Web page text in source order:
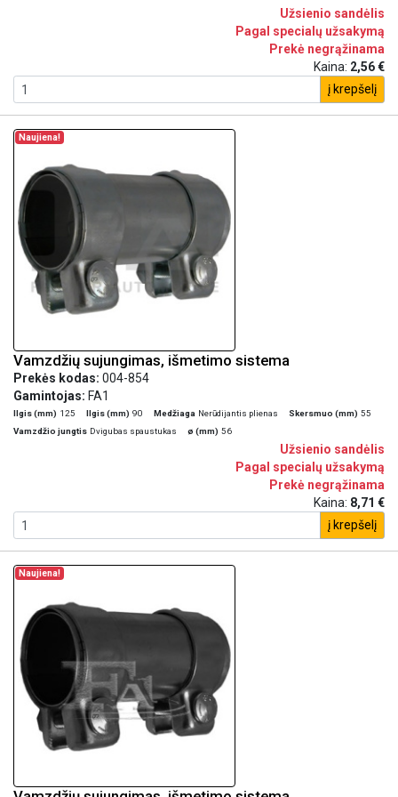
Užsienio sandėlis
Pagal specialų užsakymą
Prekė negrąžinama
Kaina: 2,56 €
į krepšelį
Naujiena!
Vamzdžių sujungimas, išmetimo sistema
Prekės kodas: 004-854
Gamintojas: FA1
Ilgis (mm) 125 Ilgis (mm) 90 Medžiaga Nerūdijantis plienas Skersmuo (mm) 55
Vamzdžio jungtis Dvigubas spaustukas ø (mm) 56
Užsienio sandėlis
Pagal specialų užsakymą
Prekė negrąžinama
Kaina: 8,71 €
į krepšelį
Naujiena!